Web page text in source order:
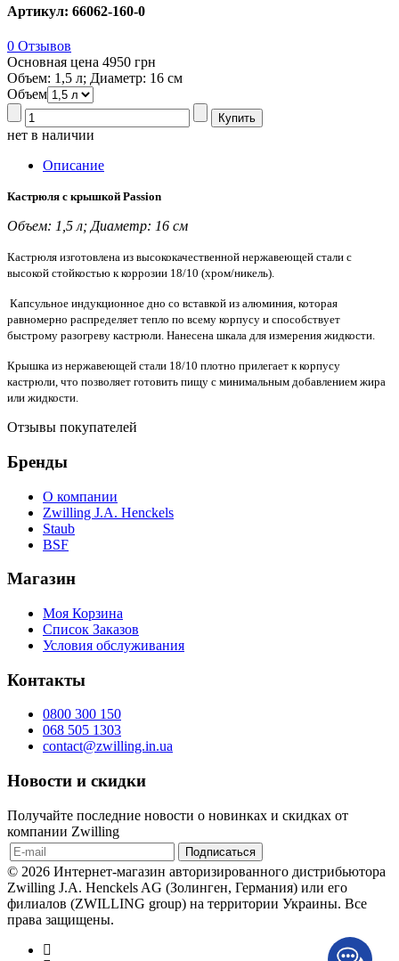
Артикул: 66062-160-0
0 Отзывов
Основная цена 4950 грн
Объем: 1,5 л; Диаметр: 16 см
Объем
нет в наличии
Описание
Кастрюля с крышкой Passion
Объем: 1,5 л; Диаметр: 16 см
Кастрюля изготовлена из высококачественной нержавеющей стали с
высокой стойкостью к коррозии 18/10 (хром/никель).
Капсульное индукционное дно со вставкой из алюминия, которая
равномерно распределяет тепло по всему корпусу и способствует
быстрому разогреву кастрюли. Нанесена шкала для измерения жидкости.
Крышка из нержавеющей стали 18/10 плотно прилегает к корпусу
кастрюли, что позволяет готовить пищу с минимальным добавлением жира
или жидкости.
Отзывы покупателей
Бренды
О компании
Zwilling J.A. Henckels
Staub
BSF
Магазин
Моя Корзина
Список Заказов
Условия обслуживания
Контакты
0800 300 150
068 505 1303
contact@zwilling.in.ua
Новости и скидки
Получайте последние новости о новинках и скидках от
компании Zwilling
© 2026 Интернет-магазин авторизированного дистрибьютора
Zwilling J.A. Henckels AG (Золинген, Германия) или его
филиалов (ZWILLING group) на территории Украины. Все
права защищены.